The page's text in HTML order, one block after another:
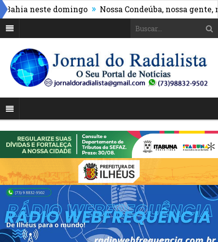
neste domingo » Nossa Condeúba, nossa gente,